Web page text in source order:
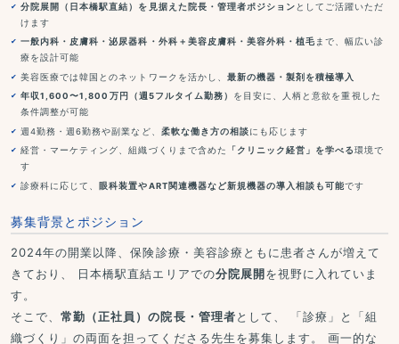
分院展開（日本橋駅直結）を見据えた院長・管理者ポジション としてご活躍いただ
けます
一般内科・皮膚科・泌尿器科・外科＋美容皮膚科・美容外科・植毛 まで、幅広い診
療を設計可能
美容医療では韓国とのネットワークを活かし、 最新の機器・製剤を積極導入
年収1,600〜1,800万円（週5フルタイム勤務） を目安に、人柄と意欲を重視した
条件調整が可能
週4勤務・週6勤務や副業など、 柔軟な働き方の相談にも応じます
経営・マーケティング、組織づくりまで含めた
「クリニック経営」を学べる環境で
す
診療科に応じて、 眼科装置やART関連機器など新規機器の導入相談も可能です
募集背景とポジション
2024年の開業以降、保険診療・美容診療ともに患者さんが増えて
きており、 日本橋駅直結エリアでの分院展開を視野に入れていま
す。
そこで、常勤（正社員）の院長・管理者として、 「診療」と「組
織づくり」の両面を担ってくださる先生を募集します。 画一的な